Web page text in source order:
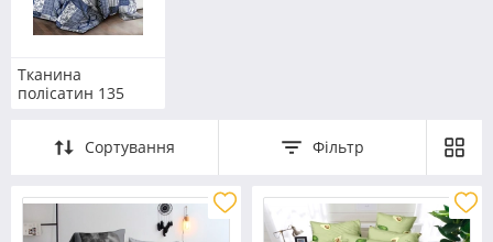
Тканина
полісатин 135
Сортування Фільтр